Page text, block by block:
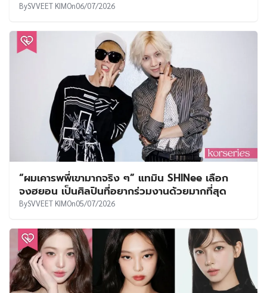
BySVVEET KIMOn06/07/2026
“ผมเคารพพี่เขามากจริง ๆ” แทมิน SHINee เลือก
จงฮยอน เป็นศิลปินที่อยากร่วมงานด้วยมากที่สุด
BySVVEET KIMOn05/07/2026